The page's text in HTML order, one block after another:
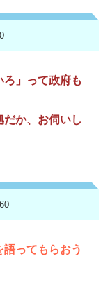
」って政府も
か、お伺いし
ってもらおう